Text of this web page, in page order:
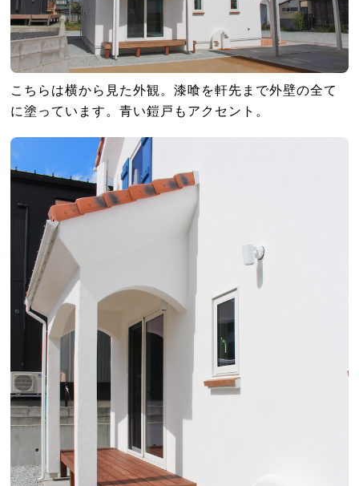
こちらは横から見た外観。漆喰を軒先まで外壁の全て
に塗っています。青い鎧戸もアクセント。